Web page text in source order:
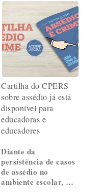
Cartilha do CPERS
sobre assédio já está
disponível para
educadoras e
educadores
Diante da
persistência de casos
de assédio no
ambiente escolar, …